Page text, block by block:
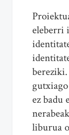
eleberri
ez badu
liburua